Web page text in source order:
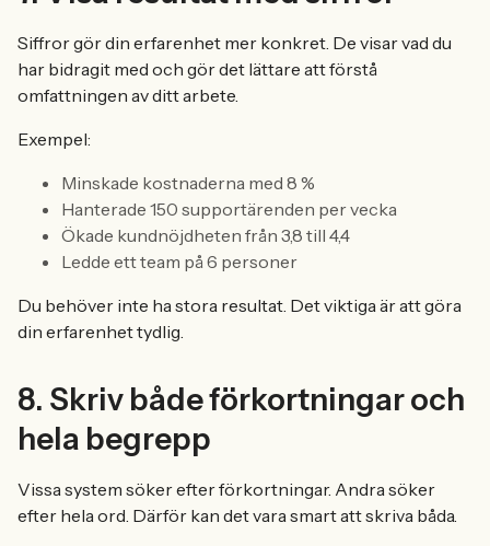
Siffror gör din erfarenhet mer konkret. De visar vad du
har bidragit med och gör det lättare att förstå
omfattningen av ditt arbete.
Exempel:
Minskade kostnaderna med 8 %
Hanterade 150 supportärenden per vecka
Ökade kundnöjdheten från 3,8 till 4,4
Ledde ett team på 6 personer
Du behöver inte ha stora resultat. Det viktiga är att göra
din erfarenhet tydlig.
8. Skriv både förkortningar och
hela begrepp
Vissa system söker efter förkortningar. Andra söker
efter hela ord. Därför kan det vara smart att skriva båda.